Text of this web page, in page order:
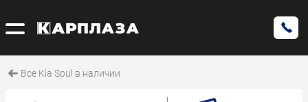
Все Kia Soul в наличии